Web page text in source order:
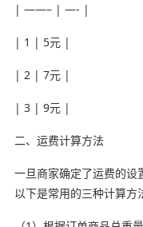
| ——– | —- |
| 1 | 5元 |
| 2 | 7元 |
| 3 | 9元 |
二、运费计算方法
一旦商家确定了运费的设
以下是常用的三种计算方